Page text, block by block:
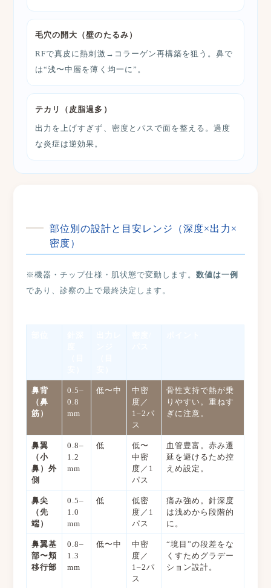
毛穴の開大（壁のたるみ）
RFで真皮に熱刺激→コラーゲン再構築を狙う。鼻で
は“浅〜中層を薄く均一に”。
テカリ（皮脂過多）
出力を上げすぎず、密度とパスで面を整える。過度
な炎症は逆効果。
部位別の設計と目安レンジ（深度×出力×
密度）
※機器・チップ仕様・肌状態で変動します。 数値は一例
であり、診察の上で最終決定します。
鼻背
（鼻
筋）
0.5–
0.8
mm
低〜中
中密
度／
1–2パ
ス
骨性支持で熱が乗
りやすい。重ねす
ぎに注意。
鼻翼
（小
鼻）外
側
0.8–
1.2
mm
低
低〜
中密
度／1
パス
血管豊富。赤み遷
延を避けるため控
えめ設定。
鼻尖
（先
端）
0.5–
1.0
mm
低
低密
度／1
パス
痛み強め。針深度
は浅めから段階的
に。
鼻翼基
部〜頬
移行部
0.8–
1.3
mm
低〜中
中密
度／
1–2パ
ス
“境目”の段差をな
くすためグラデー
ション設計。